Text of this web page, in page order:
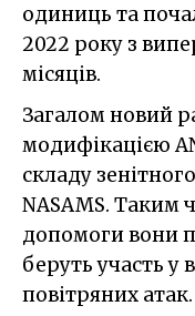
одиниць та
2022 року з
місяців.
Загалом новий
модифікацією
складу
NASAMS. Таким
допомоги вони
беруть участь у
повітряних атак.